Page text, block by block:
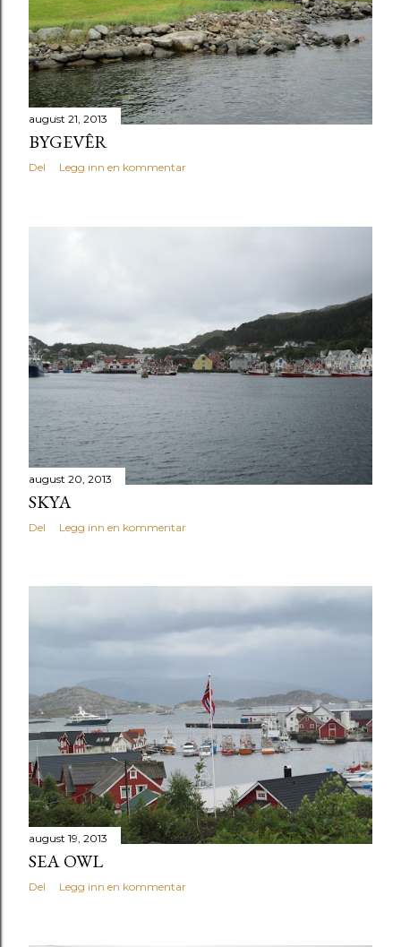
august 21, 2013
BYGEVÊR
Del Legg inn en kommentar
august 20, 2013
SKYA
Del Legg inn en kommentar
august 19, 2013
SEA OWL
Del Legg inn en kommentar